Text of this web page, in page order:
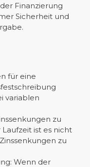
Finanzierung
Sicherheit und
für eine
variablen
zu
ist es nicht
zu
Wenn der